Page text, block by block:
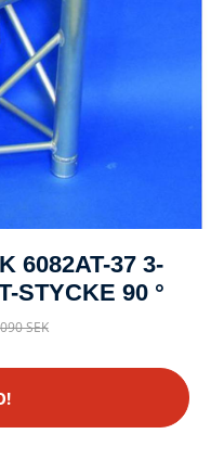
6082AT-37 3-
STYCKE 90 °
SEK